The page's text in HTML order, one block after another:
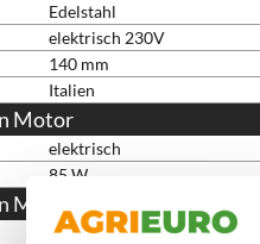
Edelstahl
elektrisch 230V
140 mm
Italien
Motor
elektrisch
85 W
Mähwerk
Lasagneblätter